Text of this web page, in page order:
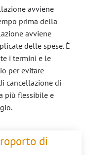
avviene
prima della
avviene
delle spese. È
i termini e le
per evitare
cancellazione di
più flessibile e
di